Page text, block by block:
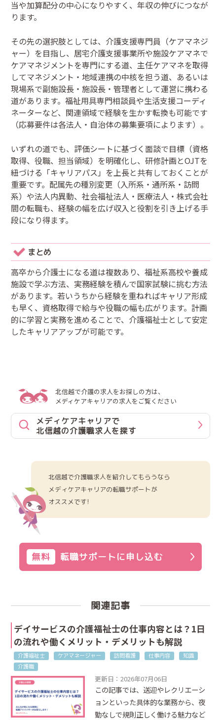
当や加算配分の中心になりやすく、年収の伸びにつなが
ります。
その先の選択肢としては、介護支援専門員（ケアマネジ
ャー）を目指し、居宅介護支援事業所や施設ケアマネで
ケアマネジメントを専門にする道、主任ケアマネを取得
してマネジメント・地域連携の中核を担う道、あるいは
現場系で副施設長・施設長・管理者として運営に携わる
道があります。福祉用具専門相談員や生活支援コーディ
ネーターなど、関連領域で経験を生かす転換も可能です
（応募要件は各法人・自治体の募集要項によります）。
いずれの道でも、評価シートに基づく面談で目標（資格
取得、役職、担当領域）を明確化し、研修計画とOJTを
紐づける「キャリアパス」を上長と共有しておくことが
重要です。配属先の種別変更（入所系・通所系・訪問
系）や法人内異動、社会福祉法人・医療法人・株式会社
間の転職も、経験の幅を広げ収入と役割を引き上げる手
段になり得ます。
まとめ
高卒から介護士になる道は複数あり、福祉系高校や養成
施設で学ぶ方法、実務経験を積んで国家試験に挑む方法
があります。若いうちから経験を重ねればキャリア形成
も早く、資格取得で給与や役職の幅も広がります。計画
的に学習と実務を進めることで、介護福祉士として安定
したキャリアアップが可能です。
北信越で介護の求人をお探しの方は、
メディケアキャリアの求人をご覧ください
メディケアキャリアで
北信越の介護職求人を探す
北信越で介護職求人を紹介してもらうなら
メディケアキャリアの転職サポートが
オススメです!
無料 転職サポートに申し込む
関連記事
デイサービスの介護福祉士の仕事内容とは？1日
の流れや働くメリット・デメリットも解説
介護福祉士 ケアマネージャー 訪問看護 仕事内容
知識
介護職
更新日：2026年07月06日
この記事では、送迎やレクリエーシ
ョンといった具体的な業務から、夜
勤なしで規則正しく働ける魅力など